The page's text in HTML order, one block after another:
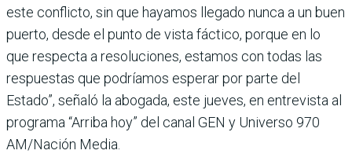
este conflicto, sin que hayamos llegado nunca a un buen
puerto, desde el punto de vista fáctico, porque en lo
que respecta a resoluciones, estamos con todas las
respuestas que podríamos esperar por parte del
Estado”, señaló la abogada, este jueves, en entrevista al
programa “Arriba hoy” del canal GEN y Universo 970
AM/Nación Media.